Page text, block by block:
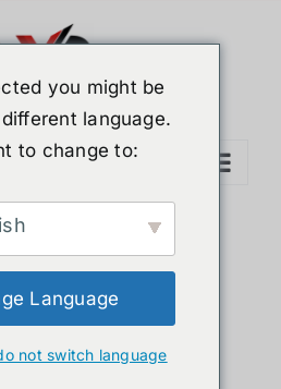
you might be
language.
to change to:
Language
not switch language